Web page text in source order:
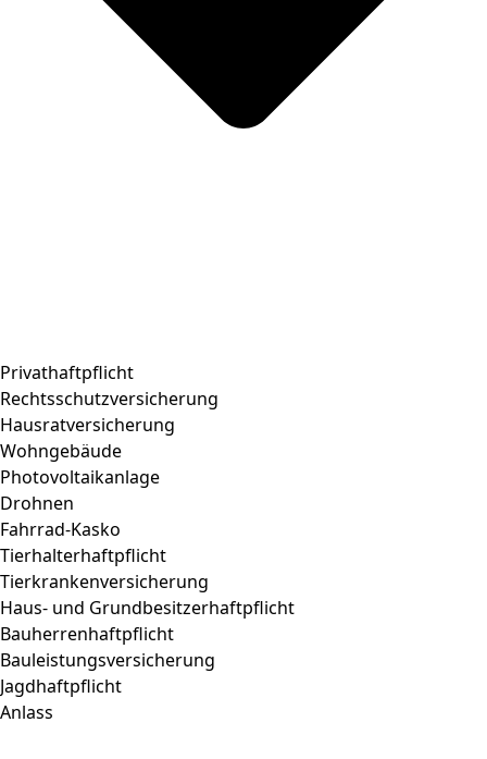
Privathaftpflicht
Rechtsschutzversicherung
Hausratversicherung
Wohngebäude
Photovoltaikanlage
Drohnen
Fahrrad-Kasko
Tierhalterhaftpflicht
Tierkrankenversicherung
Haus- und Grundbesitzerhaftpflicht
Bauherrenhaftpflicht
Bauleistungsversicherung
Jagdhaftpflicht
Anlass